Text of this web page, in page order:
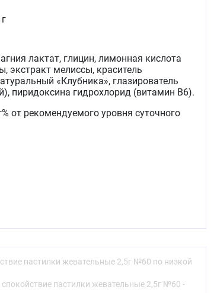
лактат, глицин, лимонная кислота
экстракт мелиссы, краситель
«Клубника», глазирователь
пиридоксина гидрохлорид (витамин В6).
от рекомендуемого уровня суточного
пастилки жевательные 2,5г №60 по низкой
пастилки жевательные 2,5г №60 -